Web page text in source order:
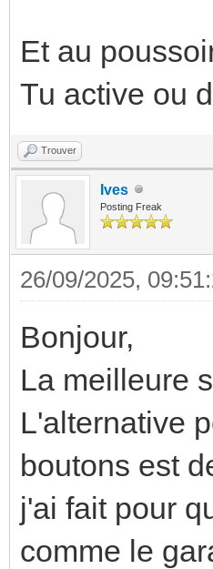
Et au
Tu active ou
Trouver
Ives
Posting Freak
26/09/2025,
Bonjour,
La meilleure
L'alternative
boutons est
j'ai fait pour
comme le